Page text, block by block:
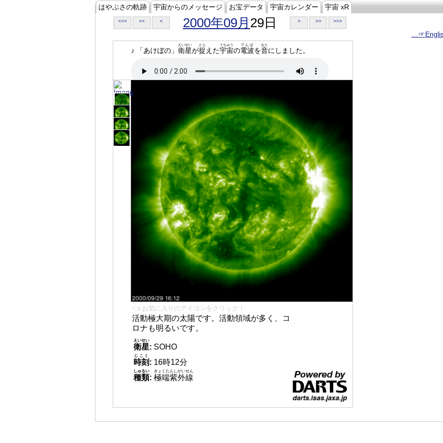
はやぶさの軌跡 宇宙からのメッセージ お宝データ 宇宙カレンダー 宇宙 xR
<<< << < 2000年09月 29日 > >> >>>
♪ 「あけぼの」 衛星
えいせい
が捉
とら
えた宇宙
うちゅう
の電波
でんぱ
を音
おと
にしました。
👈 お気に入りのアイコンをクリック！
活動極大期の太陽です。活動領域が多く、コ
ロナも明るいです。
衛星
えいせい
: SOHO
時刻
じこく
: 16時12分
種類
しゅるい
: 極端紫外線
きょくたんしがいせん